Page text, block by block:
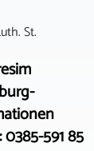
St.
591 85